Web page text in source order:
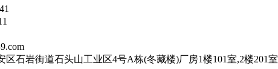
区石岩街道石头山工业区4号A栋(冬藏楼)厂房1楼101室,2楼201室